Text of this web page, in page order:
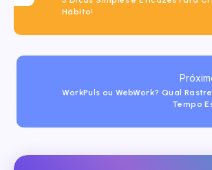
Hábito!
WorkPuls ou WebWork? Qual
Tempo